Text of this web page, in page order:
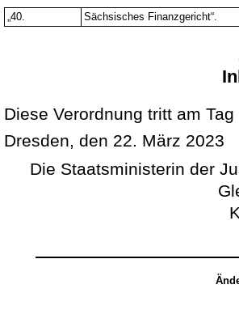
„40. Sächsisches Finanzgericht“
Diese Verordnung tritt am
Dresden, den 22. März 2023
Die Staatsministerin der